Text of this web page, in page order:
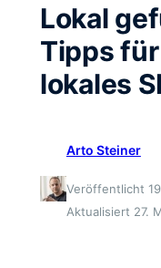
Lokal
Tipps
lokales
Arto Steiner
Veröffentlicht
Aktualisiert 27.